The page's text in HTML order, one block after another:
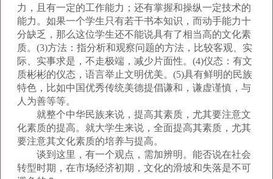
力，且有一定的工作能力；还有掌握和操纵一定技术的
能力。如果一个学生只有若干书本知识，而动手能力十
分缺乏，那么这位学生还不能说具有了相当高的文化素
质。(3)方法：指分析和观察问题的方法，比较客观、实
际、实事求是，不走极端，减少片面性。(4)仪态：有文
质彬彬的仪态，语言举止文明优美。(5)具有鲜明的民族
特色，比如中国优秀传统美德提倡谦和，谦虚谨慎，与
人为善等等。
就整个中华民族来说，提高其素质，尤其要注意文
化素质的提高。就大学生来说，全面提高其素质，尤其
要注意其文化素质的培养与提高。
谈到这里，有一个观点，需加辨明。能否说在社会
转型时期，在市场经济初期，文化的滑坡和失落是不可